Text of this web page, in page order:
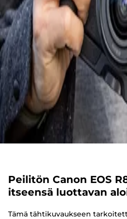
Peilitön Canon EOS
itseensä luottavan
Tämä tähtikuvaukseen